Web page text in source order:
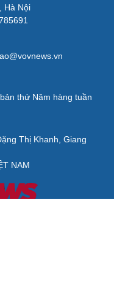
Hà Nội
thứ Năm hàng tuần
Thị Khanh, Giang
NAM